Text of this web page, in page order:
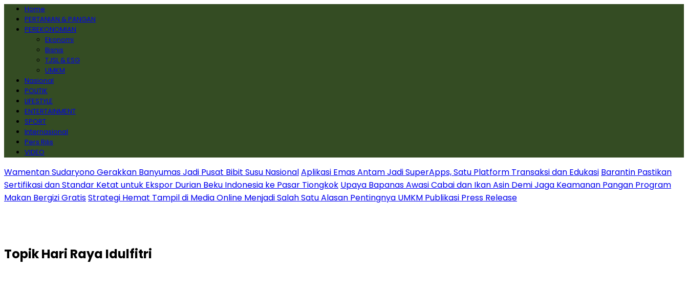
Home
PERTANIAN & PANGAN
PEREKONOMIAN
Ekonomi
Bisnis
TJSL & ESG
UMKM
Nasional
POLITIK
LIFESTYLE
ENTERTAINMENT
SPORT
Internasional
Pers Rilis
VIDEO
Wamentan Sudaryono Gerakkan Banyumas Jadi Pusat Bibit Susu NasionalAplikasi Emas Antam Jadi SuperApps, Satu Platform Transaksi dan Edukasi Barantin Pastikan
Sertifikasi dan Standar Ketat untuk Ekspor Durian Beku Indonesia ke Pasar Tiongkok Upaya Bapanas Awasi Cabai dan Ikan Asin Demi Jaga Keamanan Pangan Program
Makan Bergizi GratisStrategi Hemat Tampil di Media Online Menjadi Salah Satu Alasan Pentingnya UMKM Publikasi Press Release
TopikHari Raya Idulfitri